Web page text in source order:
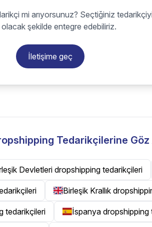
mi arıyorsunuz? Seçtiğiniz
şekilde entegre edebiliriz.
İletişime geç
Tedarikçilerine Göz
Devletleri dropshipping tedarikçileri
Birleşik Krallık
tedarikçileri İspanya dropshipping